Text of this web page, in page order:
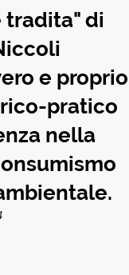
tradita" di
e proprio
pratico
nella